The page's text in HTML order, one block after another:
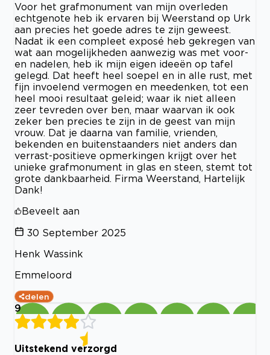
Voor het grafmonument van mijn overleden
echtgenote heb ik ervaren bij Weerstand op Urk
aan precies het goede adres te zijn geweest.
Nadat ik een compleet exposé heb gekregen van
wat aan mogelijkheden aanwezig was met voor-
en nadelen, heb ik mijn eigen ideeën op tafel
gelegd. Dat heeft heel soepel en in alle rust, met
fijn invoelend vermogen en meedenken, tot een
heel mooi resultaat geleid; waar ik niet alleen
zeer tevreden over ben, maar waarvan ik ook
zeker ben precies te zijn in de geest van mijn
vrouw. Dat je daarna van familie, vrienden,
bekenden en buitenstaanders niet anders dan
verrast-positieve opmerkingen krijgt over het
unieke grafmonument in glas en steen, stemt tot
grote dankbaarheid. Firma Weerstand, Hartelijk
Dank!
Beveelt aan
30 September 2025
Henk Wassink
Emmeloord
delen
9
Uitstekend verzorgd